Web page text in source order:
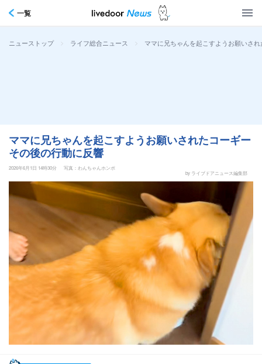
一覧
ニューストップ > ライフ総合ニュース > ママに兄ちゃんを起こすようお願いさ
ママに兄ちゃんを起こすようお願いされたコーギー
その後の行動に反響
2026年6月1日 14時30分
写真：わんちゃんホンポ
by ライブドアニュース編集部